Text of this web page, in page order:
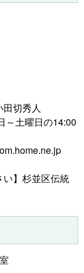
切秀人
～土曜日の14:00
】 杉並区伝統